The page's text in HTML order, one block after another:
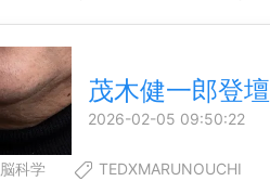
茂木健一郎登壇
2026-02-05 09:50:22
脳科学 TEDXMARUNOUCHI